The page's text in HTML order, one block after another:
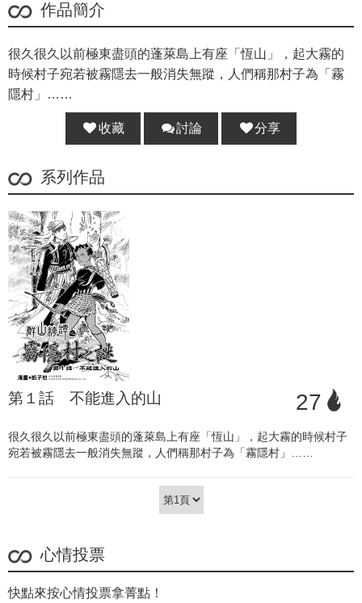
作品簡介
很久很久以前極東盡頭的蓬萊島上有座「恆山」，起大霧的
時候村子宛若被霧隱去一般消失無蹤，人們稱那村子為「霧
隱村」……
收藏 討論 分享 :
分享
系列作品
第１話 不能進入的山 27
很久很久以前極東盡頭的蓬萊島上有座「恆山」，起大霧的時候村子
宛若被霧隱去一般消失無蹤，人們稱那村子為「霧隱村」……
心情投票
快點來按心情投票拿菁點！